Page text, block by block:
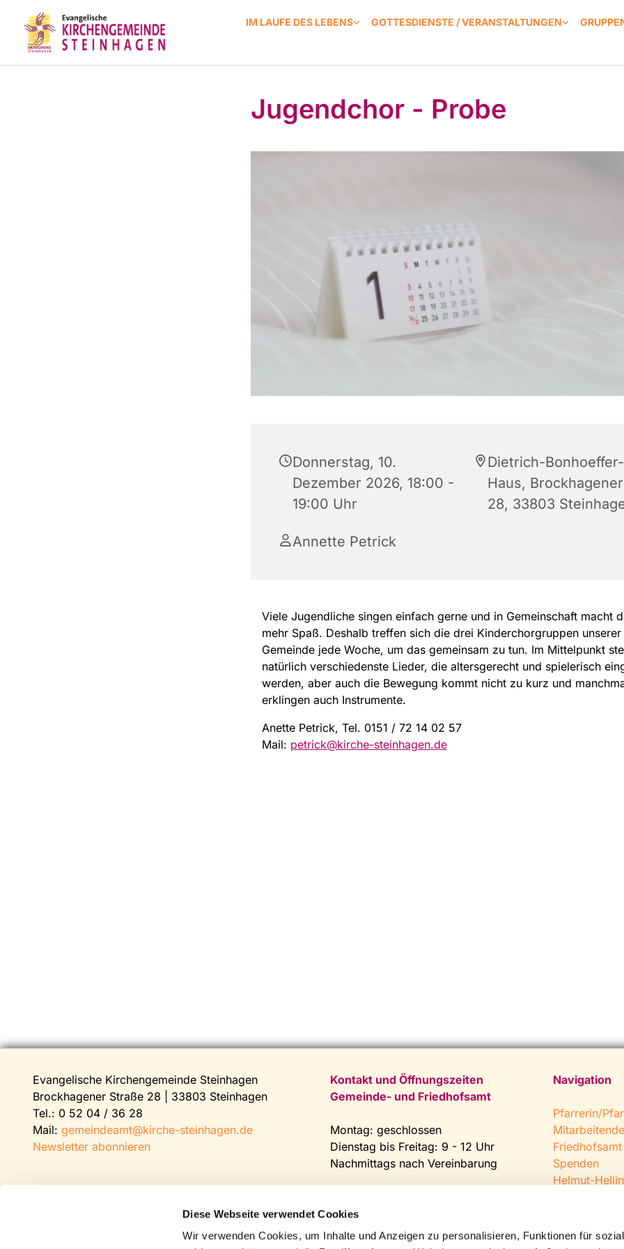
Diese Webseite verwendet Cookies
Wir verwenden Cookies, um Inhalte und Anzeigen zu personalisieren, Funktionen für
IM LAUFE DES LEBENS GOTTESDIENSTE / VERANSTALTUNGEN
Jugendchor - Probe
Donnerstag, 10.
Dezember 2026, 18:00 -
19:00 Uhr
Dietrich-Bonhoeffer-
Haus,
28, 33803
Annette Petrick
Viele Jugendliche singen einfach gerne und in Gemeinschaft macht
mehr Spaß. Deshalb treffen sich die drei Kinderchorgruppen unserer
Gemeinde jede Woche, um das gemeinsam zu tun. Im Mittelpunkt
natürlich verschiedenste Lieder, die altersgerecht und spielerisch
werden, aber auch die Bewegung kommt nicht zu kurz und
erklingen auch Instrumente.
Anette Petrick, Tel. 0151 / 72 14 02 57
Mail: petrick@kirche-steinhagen.de
Evangelische Kirchengemeinde Steinhagen
Brockhagener Straße 28 | 33803 Steinhagen
Tel.: 0 52 04 / 36 28
Mail: gemeindeamt@kirche-steinhagen.de
Newsletter abonnieren
Kontakt und Öffnungszeiten
Gemeinde- und Friedhofsamt
Montag: geschlossen
Dienstag bis Freitag: 9 - 12 Uhr
Nachmittags nach Vereinbarung
Fax: 0 52 04 / 25 65
Mail: gemeindeamt@kirche-
Navigation
Pfarrerin/
Mitarbeitende
Friedhofsamt
Spenden
Helmut-